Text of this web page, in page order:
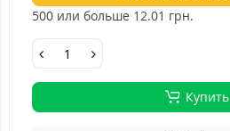
500 или больше 12.01 грн.
Купить